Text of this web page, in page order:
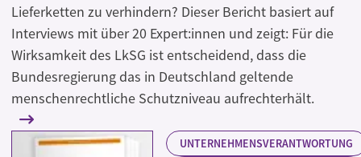
Lieferketten zu verhindern? Dieser Bericht basiert auf
Interviews mit über 20 Expert:innen und zeigt: Für die
Wirksamkeit des LkSG ist entscheidend, dass die
Bundesregierung das in Deutschland geltende
menschenrechtliche Schutzniveau aufrechterhält.
UNTERNEHMENSVERANTWORTUNG